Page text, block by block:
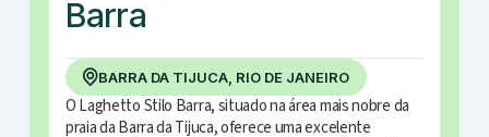
Barra
BARRA DA TIJUCA, RIO DE JANEIRO
O Laghetto Stilo Barra, situado na área mais nobre da
praia da Barra da Tijuca, oferece uma excelente